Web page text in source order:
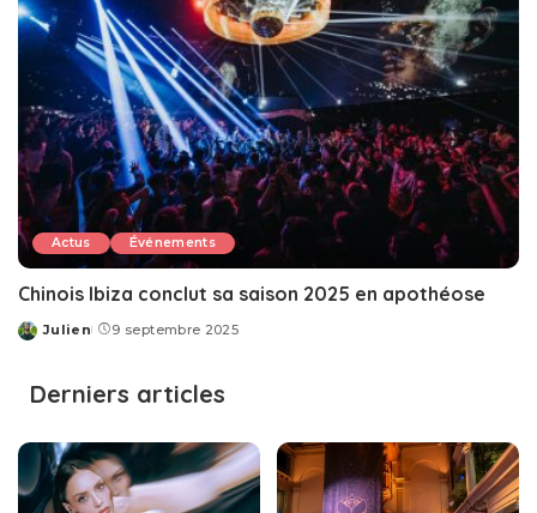
Actus Événements
Chinois Ibiza conclut sa saison 2025 en apothéose
Posted
Julien 9 septembre 2025
Derniers articles